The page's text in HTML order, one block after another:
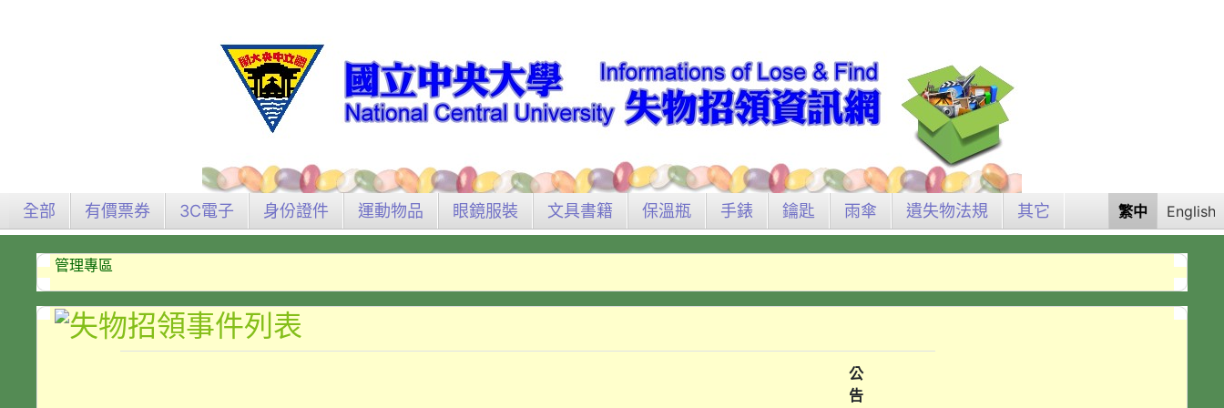
全部 有價票券 3C電子 身份證件 運動物品 眼鏡服裝 文具書籍 保溫瓶 手錶 鑰匙 雨傘 遺失物法規 其它 繁中 English
管理專區
公
告